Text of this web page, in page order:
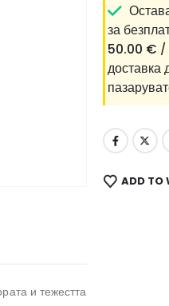
и тежестта
за
50.00 € /
доставка
ADD TO